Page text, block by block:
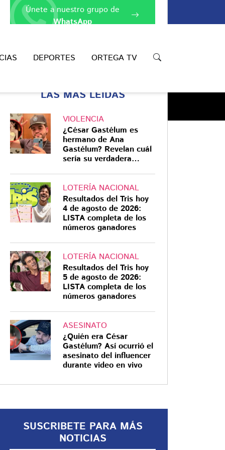
DEPORTES ORTEGA TV
Compartir
AVANZA INVESTIGACIÓN
¿Quién es la esposa
del alcalde de Temoac
y por qué fue
detenida junto al jefe
de la Policía
municipal?
La captura de Marisol Romero
Zamora abrió un nuevo capítulo en
Únete a nuestro grupo de
WhatsApp
LAS MÁS LEÍDAS
VIOLENCIA
¿César Gastélum es
hermano de Ana
Gastélum? Revelan cuál
sería su verdadera
LOTERÍA NACIONAL
Resultados del Tris hoy
4 de agosto de 2026:
LISTA completa de los
números ganadores
LOTERÍA NACIONAL
Resultados del Tris hoy
5 de agosto de 2026:
LISTA completa de los
números ganadores
ASESINATO
¿Quién era César
Gastélum? Así ocurrió el
asesinato del influencer
durante video en vivo
SUSCRIBETE PARA MÁS
NOTICIAS